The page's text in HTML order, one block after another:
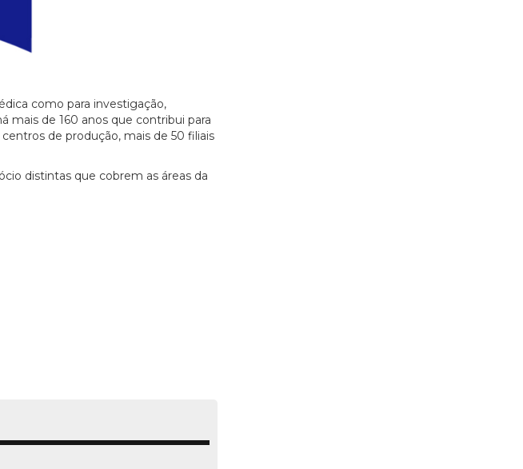
como para investigação,
mais de 160 anos que contribui para
de produção, mais de 50 filiais
distintas que cobrem as áreas da